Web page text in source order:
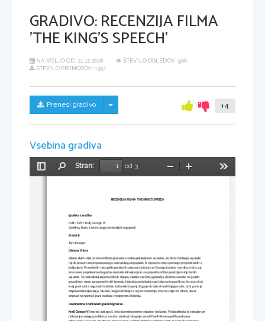
GRADIVO:RECENZIJA FILMA
'THE KING'S SPEECH'
NA VOLJO OD: 21.12.2018
ŠTEVILO OGLEDOV: 906
ŠTEVILO PRENOSOV: 1397
Prenesi gradivo Skrij/prikaži meni +4
Vsebina gradiva
Preklopi
Stran:
od 3
Pomanjšaj
RECENZIJA FILMA: THE KING'S SPEECH
Igralska zasedba:
Collin Firth- Kralj George VI
Geoffrey Rush- Lionel Louge (avstralijski logoped)
Scenarij:
Tom Hooper
Obnova Filma:
Odnos dveh mož, ki tekom filma preraste v trdno prijateljstvo se začne, ko žena Yorškega vojvode
najde povsem neprepoznavnega avstralskega logopeda, ki njenemu možu pomaga pri problemih z
jecljanjem. Po neštetih neuspelih poiskusih odprave jecljanja se Georgu končno nasmiha sreča, saj
ima Lionel popolnoma drugačne metode zdravljenja in ne popušča niti ko pred njim stoji Jorški
vojvoda. Ta nad zdravljenjem večkrat obupa, vendar vse bolj ugotavlja, da brez Lionela  na javnih
govorih ne more spregovoriti niti besede. Največja preizkušnja ga čaka na koncu filma, ko mora kot
kralj prek radia nagovoriti celoten britanski imperij, ki ga je do takrat vodil njegov oče, brat pa se je
odpovedal kraljevanju. Na dan, ko gre Britanija v vojno z Nemčijo, ima na voljo 40 minut, da se
pripravi na največji javni nastop, v njegovem življenju.
Osebnostne značilnosti glavnih igralcev:
Kralj George VI ima od svojega 5. leta starosti govorno napako- jecljanje. Po karakterju je vztrajen pri
reševanju svojega problema, vendar vseskozi obupuje zaradi številnih neuspelih poskusov